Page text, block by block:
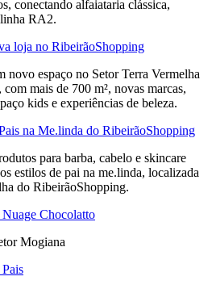
conectando alfaiataria clássica,
RA2.
loja no RibeirãoShopping
novo espaço no Setor Terra Vermelha
mais de 700 m², novas marcas,
kids e experiências de beleza.
na Me.linda do RibeirãoShopping
para barba, cabelo e skincare
estilos de pai na me.linda, localizada
do RibeirãoShopping.
Chocolatto
Mogiana